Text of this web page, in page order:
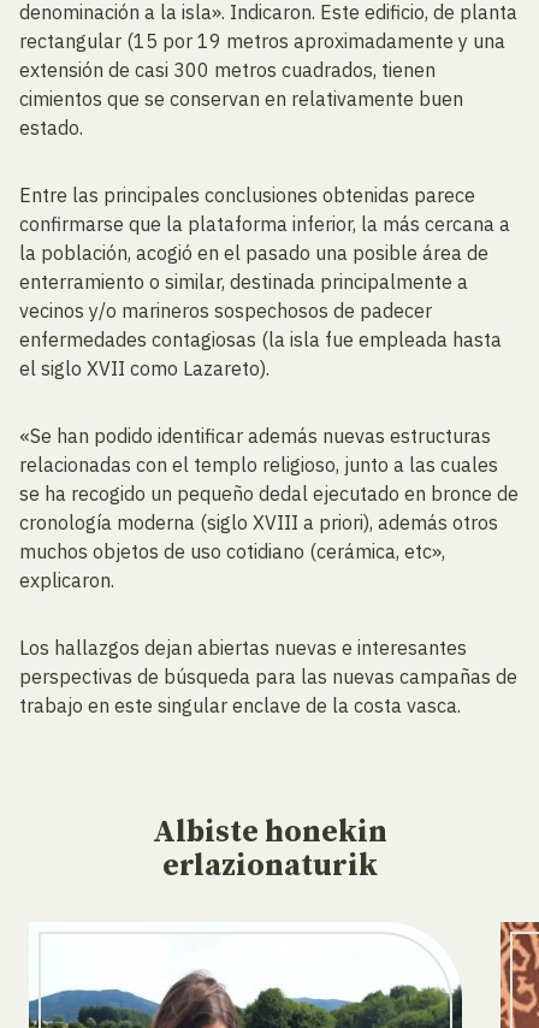
denominación a la isla». Indicaron. Este edificio, de planta
rectangular (15 por 19 metros aproximadamente y una
extensión de casi 300 metros cuadrados, tienen
cimientos que se conservan en relativamente buen
estado.
Entre las principales conclusiones obtenidas parece
confirmarse que la plataforma inferior, la más cercana a
la población, acogió en el pasado una posible área de
enterramiento o similar, destinada principalmente a
vecinos y/o marineros sospechosos de padecer
enfermedades contagiosas (la isla fue empleada hasta
el siglo XVII como Lazareto).
«Se han podido identificar además nuevas estructuras
relacionadas con el templo religioso, junto a las cuales
se ha recogido un pequeño dedal ejecutado en bronce de
cronología moderna (siglo XVIII a priori), además otros
muchos objetos de uso cotidiano (cerámica, etc»,
explicaron.
Los hallazgos dejan abiertas nuevas e interesantes
perspectivas de búsqueda para las nuevas campañas de
trabajo en este singular enclave de la costa vasca.
Albiste honekin
erlazionaturik